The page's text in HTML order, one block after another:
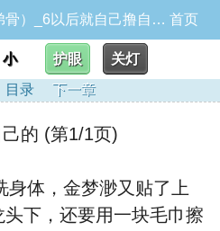
爱要走的时候（表兄弟骨）_6以后就自己撸自己的 首页
小 护眼
关灯
目录 下一章
的 (第1/1页)
体，金梦渺又贴了上
下，还要用一块毛巾擦